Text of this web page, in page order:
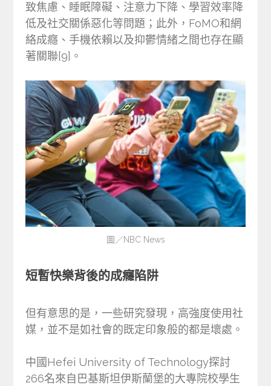
致焦慮、睡眠障礙、注意力下降、學習效率降
低及社交關係惡化等問題；此外，FoMO和網
絡成癮、手機依賴以及抑鬱情緒之間也存在顯
著關聯[9]。
圖／NBC News
短暫快樂背後的成癮陷阱
但有意思的是，一些研究發現，高強度使用社
媒，並不是如社會的既定印象般的都是壞處。
中國Hefei University of Technology探討
266名來自巴基斯坦伊斯蘭堡的大專院校學生